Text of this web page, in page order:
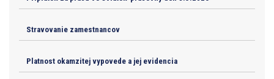
Stravovanie zamestnancov
Platnost okamzitej vypovede a jej evidencia